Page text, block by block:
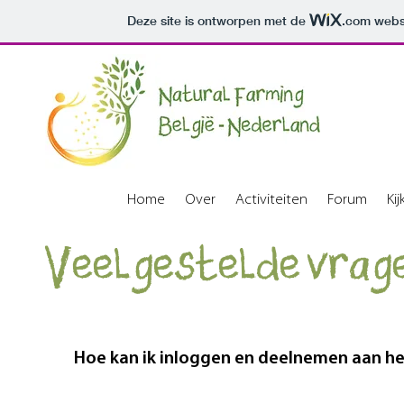
Deze site is ontworpen met de .com
Home Over Activiteiten Forum
Veelgestelde
Hoe kan ik inloggen en deelnemen aan